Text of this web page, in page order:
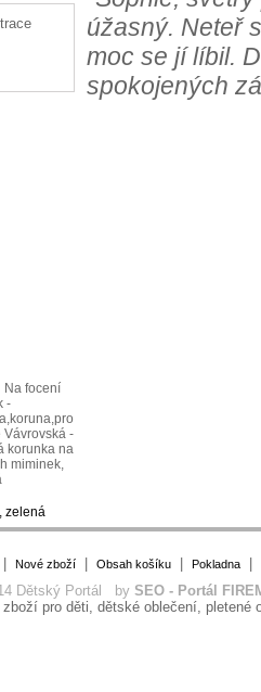
"Sophie,
úžasný. Neteř
moc se jí líbil.
Na focení
-
-
korunka na
Nové zboží|Obsah košíku|Pokladna|
zboží pro děti, dětské oblečení, pletené